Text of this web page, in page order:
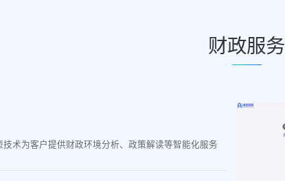
财政服务
术为客户提供财政环境分析、政策解读等智能化服务